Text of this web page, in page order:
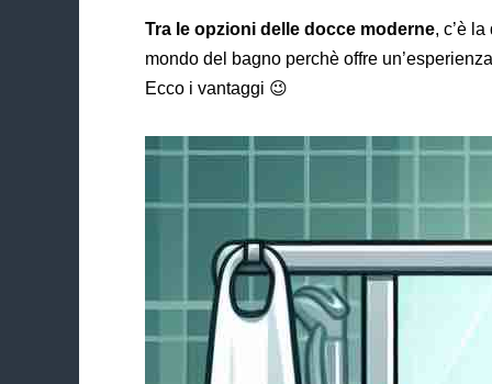
Tra le opzioni delle docce moderne, c’è
mondo del bagno perchè offre
Ecco i vantaggi 😉